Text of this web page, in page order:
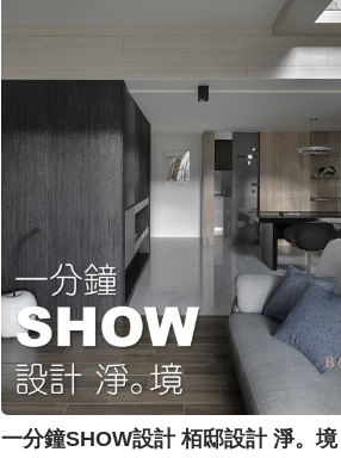
一分鐘SHOW設計 栢邸設計 淨。境